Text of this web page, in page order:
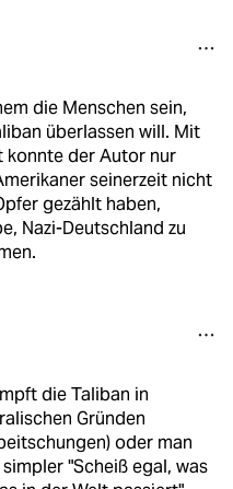
die Menschen sein,
überlassen will. Mit
konnte der Autor nur
seinerzeit nicht
gezählt haben,
Nazi-Deutschland zu
die Taliban in
Gründen
oder man
"Scheiß egal, was